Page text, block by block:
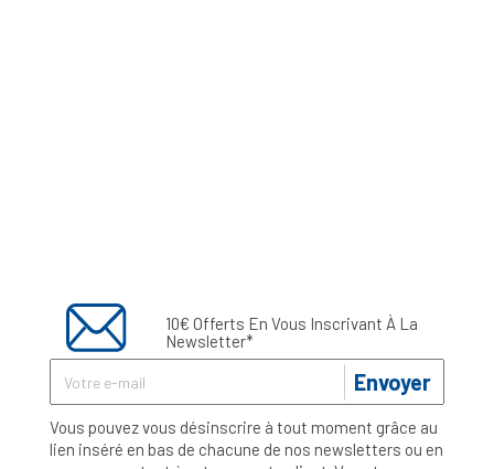
10€ Offerts En Vous Inscrivant À La
Newsletter*
Envoyer
Vous pouvez vous désinscrire à tout moment grâce au
lien inséré en bas de chacune de nos newsletters ou en